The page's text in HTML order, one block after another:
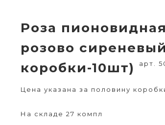
Роза
розово
коробки-10шт)
арт.
Цена указана за половину
На складе 27 компл